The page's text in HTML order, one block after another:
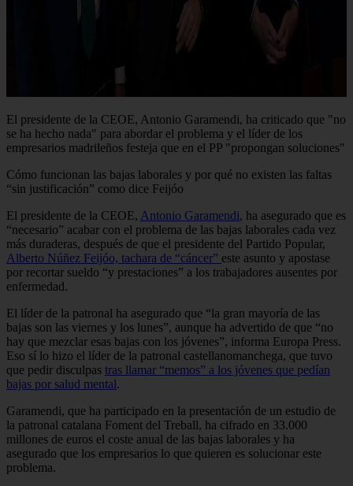
El presidente de la CEOE, Antonio Garamendi, ha criticado que "no
se ha hecho nada" para abordar el problema y el líder de los
empresarios madrileños festeja que en el PP "propongan soluciones"
Cómo funcionan las bajas laborales y por qué no existen las faltas
“sin justificación” como dice Feijóo
El presidente de la CEOE, Antonio Garamendi, ha asegurado que es
“necesario” acabar con el problema de las bajas laborales cada vez
más duraderas, después de que el presidente del Partido Popular,
Alberto Núñez Feijóo, tachara de “cáncer” este asunto y apostase
por recortar sueldo “y prestaciones” a los trabajadores ausentes por
enfermedad.
El líder de la patronal ha asegurado que “la gran mayoría de las
bajas son las viernes y los lunes”, aunque ha advertido de que “no
hay que mezclar esas bajas con los jóvenes”, informa Europa Press.
Eso sí lo hizo el líder de la patronal castellanomanchega, que tuvo
que pedir disculpas tras llamar “memos” a los jóvenes que pedían
bajas por salud mental.
Garamendi, que ha participado en la presentación de un estudio de
la patronal catalana Foment del Treball, ha cifrado en 33.000
millones de euros el coste anual de las bajas laborales y ha
asegurado que los empresarios lo que quieren es solucionar este
problema.